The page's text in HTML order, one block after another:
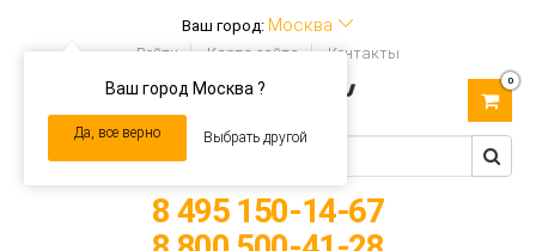
Ваш город: Москва
Ваш город Москва ?
Да, все верно Выбрать другой
Войти Карта сайта Контакты
navigation
0
8 495 150-14-67